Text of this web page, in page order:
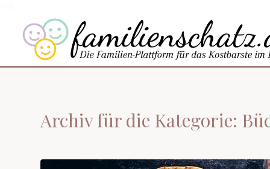
Archiv für die Kategorie: